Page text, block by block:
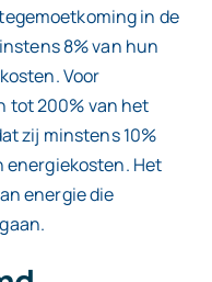
in de
8% van hun
Voor
tot 200% van het
zij minstens 10%
energiekosten. Het
energie die